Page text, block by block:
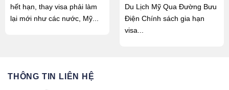
hết hạn, thay visa phải làm
lại mới như các nước, Mỹ...
Du Lịch Mỹ Qua Đường Bưu
Điện Chính sách gia hạn
visa...
THÔNG TIN LIÊN HỆ